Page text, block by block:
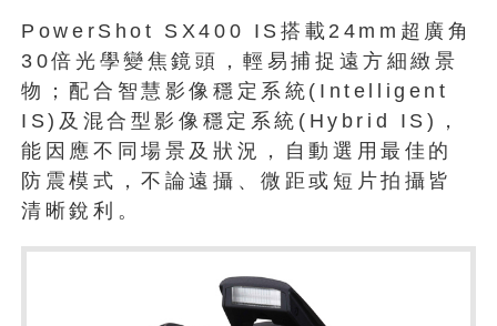
PowerShot SX400 IS搭載24mm超廣角
30倍光學變焦鏡頭，輕易捕捉遠方細緻景
物；配合智慧影像穩定系統(Intelligent
IS)及混合型影像穩定系統(Hybrid IS)，
能因應不同場景及狀況，自動選用最佳的
防震模式，不論遠攝、微距或短片拍攝皆
清晰銳利。